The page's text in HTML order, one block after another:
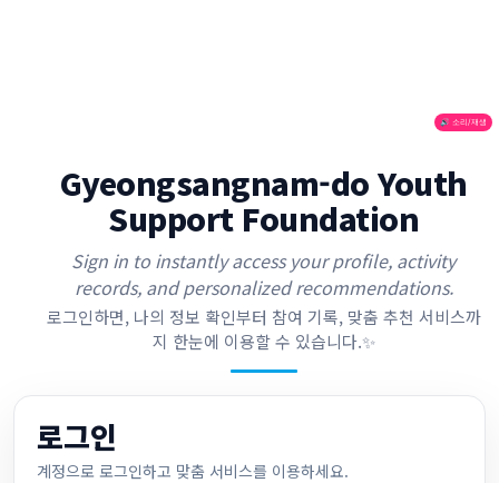
🔊 소리/재생
Gyeongsangnam-do Youth
Support Foundation
Sign in to instantly access your profile, activity
records, and personalized recommendations.
로그인하면, 나의 정보 확인부터 참여 기록, 맞춤 추천 서비스까
지 한눈에 이용할 수 있습니다.✨
로그인
계정으로 로그인하고 맞춤 서비스를 이용하세요.